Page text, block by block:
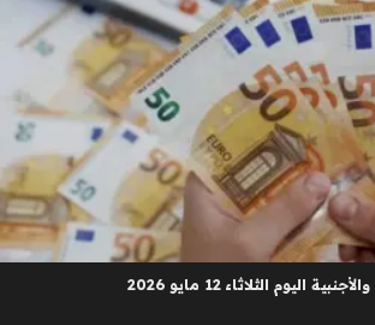
اليوم الثلاثاء 12 مايو 2026